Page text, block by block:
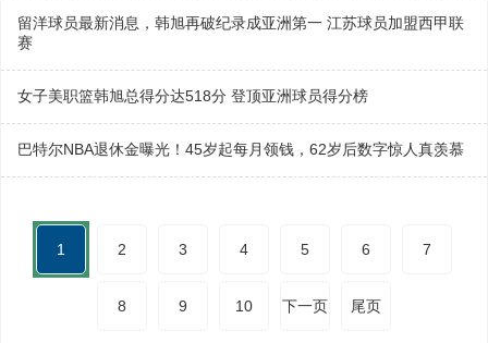
留洋球员最新消息，韩旭再破纪录成亚洲第一 江苏球员加盟西甲联
赛
女子美职篮韩旭总得分达518分 登顶亚洲球员得分榜
巴特尔NBA退休金曝光！45岁起每月领钱，62岁后数字惊人真羡慕
1 2 3 4 5 6 7
8 9 10 下一页 尾页